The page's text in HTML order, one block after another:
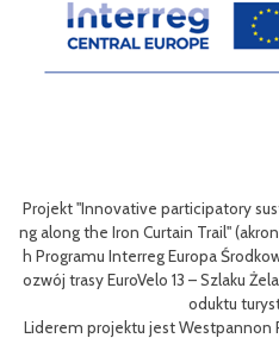
Projekt "Innovative participatory
ng along the Iron Curtain Trail"
h Programu Interreg Europa
ozwój trasy EuroVelo 13 – Szlaku
oduktu
Liderem projektu jest Westpannon